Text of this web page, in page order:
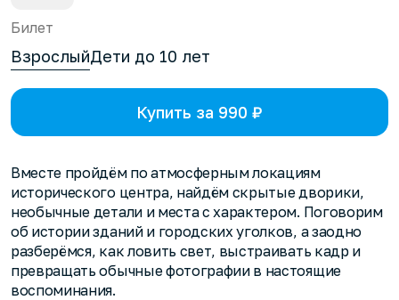
Билет
ВзрослыйДети до 10 лет
Купить за 990 ₽
Вместе пройдём по атмосферным локациям
исторического центра, найдём скрытые дворики,
необычные детали и места с характером. Поговорим
об истории зданий и городских уголков, а заодно
разберёмся, как ловить свет, выстраивать кадр и
превращать обычные фотографии в настоящие
воспоминания.